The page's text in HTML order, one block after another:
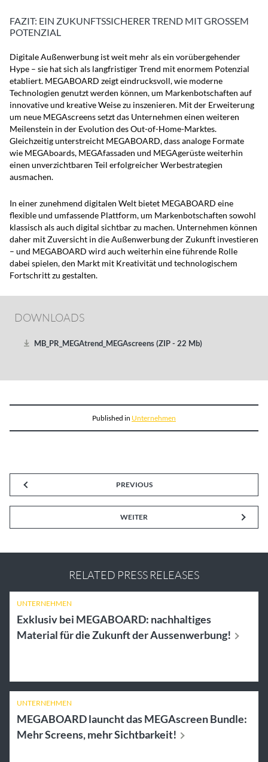
FAZIT: EIN ZUKUNFTSSICHERER TREND MIT GROSSEM P
OTENZIAL
Digitale Außenwerbung ist weit mehr als ein vorübergehender
Hype – sie hat sich als langfristiger Trend mit enormem Potenzial
etabliert. MEGABOARD zeigt eindrucksvoll, wie moderne
Technologien genutzt werden können, um Markenbotschaften auf
innovative und kreative Weise zu inszenieren. Mit der Erweiterung
um neue MEGAscreens setzt das Unternehmen einen weiteren
Meilenstein in der Evolution des Out-of-Home-Marktes.
Gleichzeitig unterstreicht MEGABOARD, dass analoge Formate
wie MEGAboards, MEGAfassaden und MEGAgerüste weiterhin
einen unverzichtbaren Teil erfolgreicher Werbestrategien
ausmachen.
In einer zunehmend digitalen Welt bietet MEGABOARD eine
flexible und umfassende Plattform, um Markenbotschaften sowohl
klassisch als auch digital sichtbar zu machen. Unternehmen können
daher mit Zuversicht in die Außenwerbung der Zukunft investieren
– und MEGABOARD wird auch weiterhin eine führende Rolle
dabei spielen, den Markt mit Kreativität und technologischem
Fortschritt zu gestalten.
DOWNLOADS
MB_PR_MEGAtrend_MEGAscreens (ZIP - 22 Mb)
Published in Unternehmen
PREVIOUS
WEITER
RELATED PRESS RELEASES
UNTERNEHMEN
Exklusiv bei MEGABOARD: nachhaltiges
Material für die Zukunft derAussenwerbung!
UNTERNEHMEN
MEGABOARD launcht das MEGAscreen Bundle:
Mehr Screens, mehrSichtbarkeit!